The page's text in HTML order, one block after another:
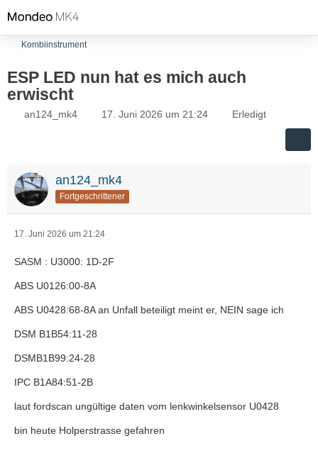
Kombiinstrument
ESP LED nun hat es mich auch
erwischt
an124_mk4 17. Juni 2026 um 21:24 Erledigt
an124_mk4
Fortgeschrittener
17. Juni 2026 um 21:24
SASM : U3000: 1D-2F
ABS U0126:00-8A
ABS U0428:68-8A an Unfall beteiligt meint er, NEIN sage ich
DSM B1B54:11-28
DSMB1B99:24-28
IPC B1A84:51-2B
laut fordscan ungültige daten vom lenkwinkelsensor U0428
bin heute Holperstrasse gefahren